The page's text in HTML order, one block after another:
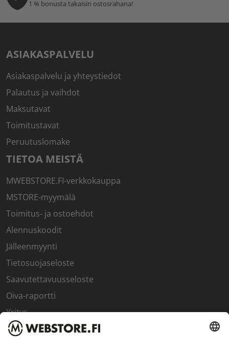
1 % bonusta takaisin ostosrahana!
ASIAKASPALVELU
Asiakaspalvelu ja yhteystiedot
Palautus ja vaihdot
Maksutavat
Toimitustavat
Peruutuslomake
TIETOA MEISTÄ
MWEBSTORE.FI-verkkokauppa
MSTORE-myymälä
Toimitus- ja ostoehdot
Alennuskoodit
Jälleenmyynti
Tietosuojaseloste
Saavutettavuusseloste
Oiva-raportti
Yritys
SISÄPIIRI